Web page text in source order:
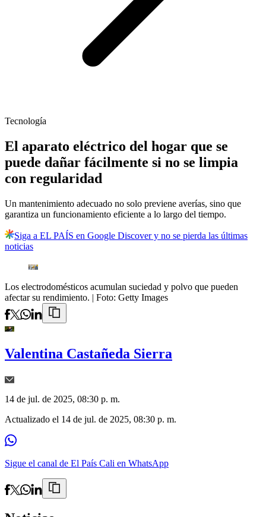
Tecnología
El aparato eléctrico del hogar que se
puede dañar fácilmente si no se limpia
con regularidad
Un mantenimiento adecuado no solo previene averías, sino que
garantiza un funcionamiento eficiente a lo largo del tiempo.
Siga a EL PAÍS en Google Discover y no se pierda las últimas
noticias
Los electrodomésticos acumulan suciedad y polvo que pueden
afectar su rendimiento. | Foto: Getty Images
Valentina Castañeda Sierra
14 de jul. de 2025, 08:30 p. m.
Actualizado el 14 de jul. de 2025, 08:30 p. m.
Sigue el canal de El País Cali en WhatsApp